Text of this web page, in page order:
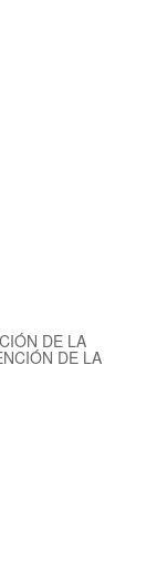
DE LA
DE LA